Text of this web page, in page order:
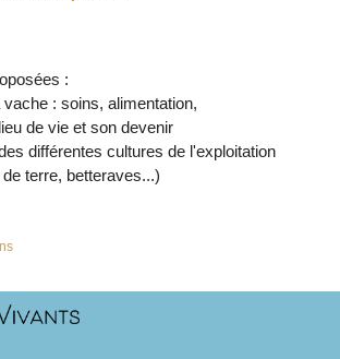
:
vache : soins, alimentation,
de vie et son devenir
différentes cultures de l'exploitation
terre, betteraves...)